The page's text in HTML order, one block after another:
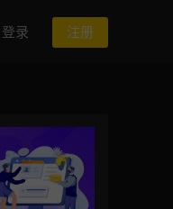
登录 注册